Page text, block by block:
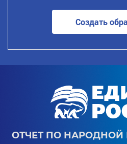
Создать
ОТЧЕТ ПО НАРОДНОЙ